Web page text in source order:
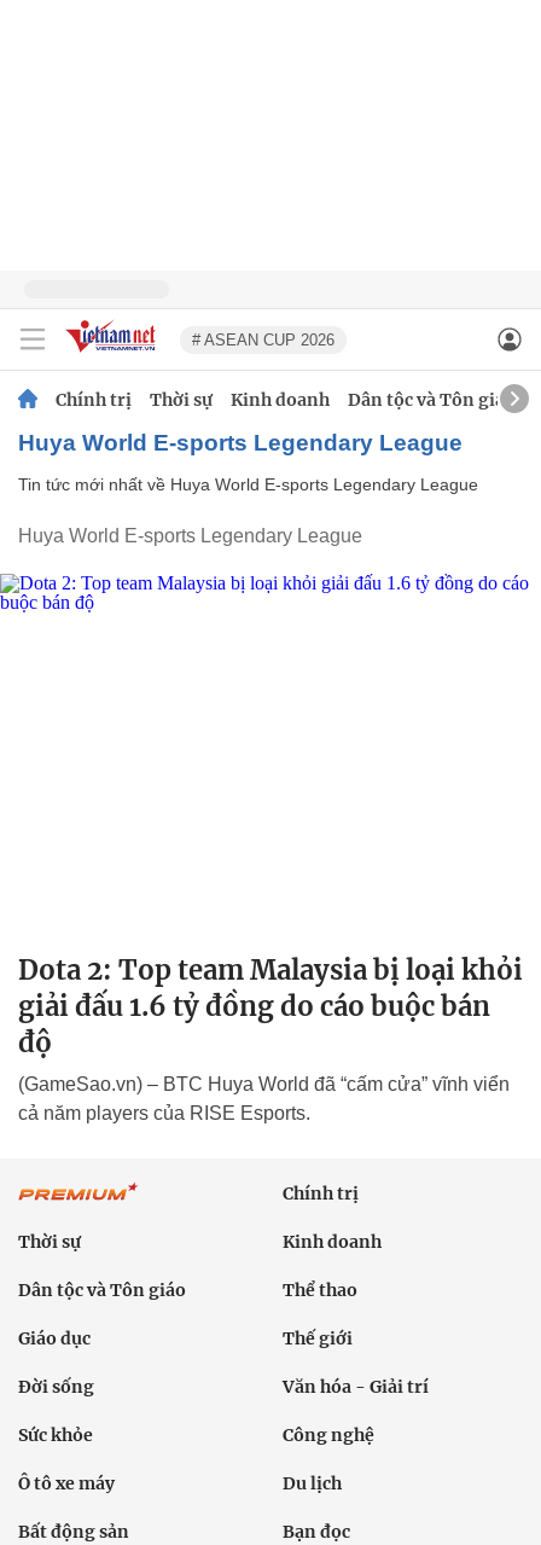
# ASEAN CUP 2026
Chính trị Thời sự Kinh doanh Dân tộc và Tôn giáo
Huya World E-sports Legendary League
Tin tức mới nhất về Huya World E-sports Legendary League
Huya World E-sports Legendary League
Dota 2: Top team Malaysia bị loại khỏi
giải đấu 1.6 tỷ đồng do cáo buộc bán
độ
(GameSao.vn) – BTC Huya World đã “cấm cửa” vĩnh viển
cả năm players của RISE Esports.
Chính trị
Thời sự Kinh doanh
Dân tộc và Tôn giáo Thể thao
Giáo dục Thế giới
Đời sống Văn hóa - Giải trí
Sức khỏe Công nghệ
Ô tô xe máy Du lịch
Bất động sản Bạn đọc